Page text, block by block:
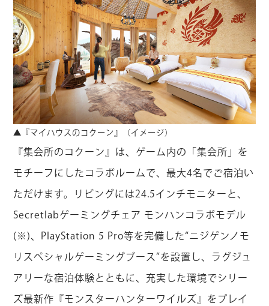
▲『マイハウスのコクーン』（イメージ）
『集会所のコクーン』は、ゲーム内の「集会所」を
モチーフにしたコラボルームで、最大4名でご宿泊い
ただけます。リビングには24.5インチモニターと、
Secretlabゲーミングチェア モンハンコラボモデル
(※)、PlayStation 5 Pro等を完備した“ニジゲンノモ
リスペシャルゲーミングブース”を設置し、ラグジュ
アリーな宿泊体験とともに、充実した環境でシリー
ズ最新作『モンスターハンターワイルズ』をプレイ